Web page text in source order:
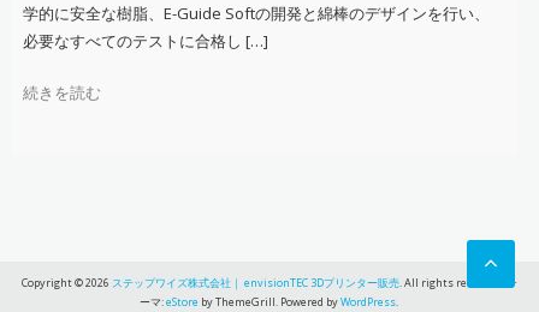
の
可
能
学的に安全な樹脂、E-Guide Softの開発と綿棒のデザインを行い、
必要なすべてのテストに合格し […]
続きを読む
Copyright © 2026 ステップワイズ株式会社｜ envisionTEC 3Dプリンター販売. All rights reserved. テ
ーマ:eStore by ThemeGrill. Powered byWordPress.